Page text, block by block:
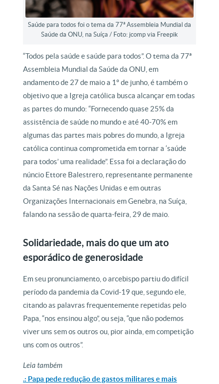
Saúde para todos foi o tema da 77ª Assembleia Mundial da
Saúde da ONU, na Suíça / Foto: jcomp via Freepik
“Todos pela saúde e saúde para todos”. O tema da 77ª
Assembleia Mundial da Saúde da ONU, em
andamento de 27 de maio a 1º de junho, é também o
objetivo que a Igreja católica busca alcançar em todas
as partes do mundo: “Fornecendo quase 25% da
assistência de saúde no mundo e até 40-70% em
algumas das partes mais pobres do mundo, a Igreja
católica continua comprometida em tornar a ‘saúde
para todos’ uma realidade”. Essa foi a declaração do
núncio Ettore Balestrero, representante permanente
da Santa Sé nas Nações Unidas e em outras
Organizações Internacionais em Genebra, na Suíça,
falando na sessão de quarta-feira, 29 de maio.
Solidariedade, mais do que um ato
esporádico de generosidade
Em seu pronunciamento, o arcebispo partiu do difícil
período da pandemia da Covid-19 que, segundo ele,
citando as palavras frequentemente repetidas pelo
Papa, “nos ensinou algo”, ou seja, “que não podemos
viver uns sem os outros ou, pior ainda, em competição
uns com os outros”.
Leia também
.: Papa pede redução de gastos militares e mais